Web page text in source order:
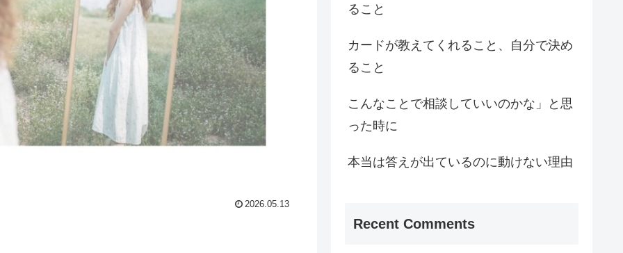
2026.05.13
ること
カードが教えてくれること、自分で決め
ること
こんなことで相談していいのかな」と思
った時に
本当は答えが出ているのに動けない理由
Recent Comments